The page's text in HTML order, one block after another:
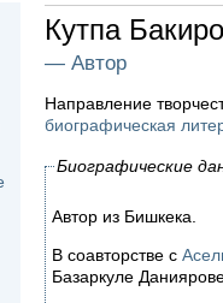
Кутпа
— Автор
Направление
биографическая
Биографические
Автор из Бишкека.
В соавторстве с
Базаркуле